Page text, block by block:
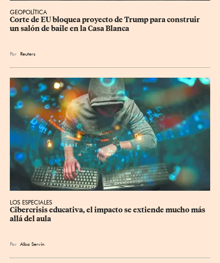
GEOPOLÍTICA
Corte de EU bloquea proyecto de Trump para construir
un salón de baile en la Casa Blanca
Por Reuters
LOS ESPECIALES
Cibercrisis educativa, el impacto se extiende mucho más
allá del aula
Por Alba Servín